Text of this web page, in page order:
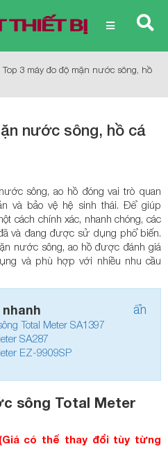
Top 3 máy đo độ mặn nước sông, hồ
nước sông, hồ cá
sông, ao hồ đóng vai trò quan
và bảo vệ hệ sinh thái. Để giúp
cách chính xác, nhanh chóng, các
và đang được sử dụng phổ biến.
nước sông, ao hồ được đánh giá
và phù hợp với nhiều nhu cầu
ẩn
Total Meter SA1397
SA287
EZ-9909SP
sông Total Meter
(Giá có thể thay đổi tùy từng